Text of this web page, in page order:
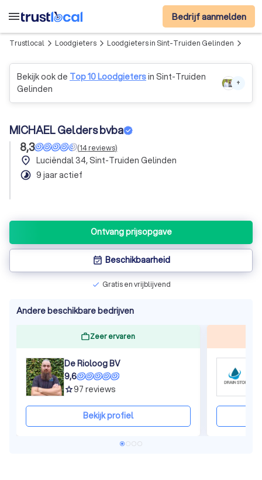
menu Bedrijf aanmelden
Trustlocal arrow_forward_ios Loodgieters arrow_forward_ios Loodgieters in Sint-Truiden Gelinden arrow_forward_ios
Bekijk ook de Top 10 Loodgietersin Sint-Truiden
Gelinden
+
MICHAEL Gelders bvba
8,3
(14reviews)
place Luciëndal 34, Sint-Truiden Gelinden
timelapse 9 jaar actief
Ontvang prijsopgave
event_available Beschikbaarheid
check Gratis en vrijblijvend
Andere beschikbare bedrijven
Zeer ervaren
De Rioloog BV
9,6
grade97 reviews
Bekijk profiel